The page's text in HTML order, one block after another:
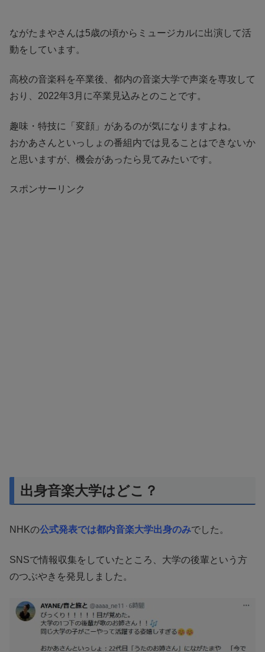
ながたまやさんは5歳の頃からミュージカルに出演して活
動をしています。
高校の音楽科を卒業後、都内の音楽大学で声楽を専攻して
おり、2022年3月に卒業見込みとのことです。
趣味・特技に「変顔」があるのが気になりますよね。
おかあさんといっしょの番組内では見ることはできないか
と思いますが、機会があったら見てみたいです。
スポンサーリンク
出身音楽大学はどこ？
NHKの公式発表では都内音楽大学出身のみでした。
SNSで情報収集をしていたところ、大学の後輩という方
のつぶやきを発見しました。